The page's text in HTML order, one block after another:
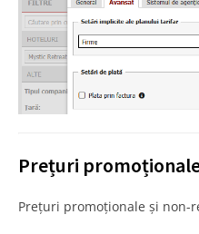
Prețuri
Prețuri promoționale și non-